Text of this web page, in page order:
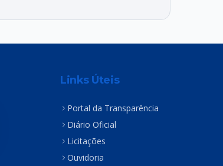
Links Úteis
Portal da Transparência
Diário Oficial
Licitações
Ouvidoria